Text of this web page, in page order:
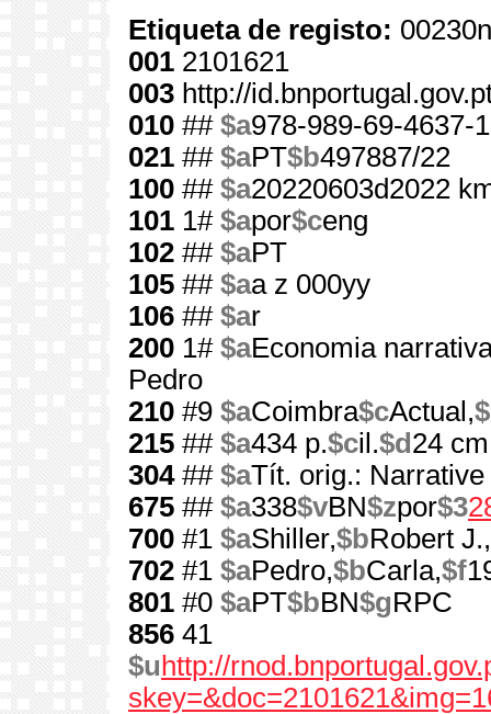
Etiqueta de registo:
001 2101621
003 http://
010 ## $a978-989-69-4637-1
021 ## $aPT$b497887/22
100 ## $a20220603d2022
101 1# $apor$ceng
102 ## $aPT
105 ## $aa z 000yy
106 ## $ar
200 1# $aEconomia
Pedro
210 #9 $aCoimbra$cActual,
215 ## $a434 p.$cil.$d 24 cm
304## $aTít. orig.:
675 ## $a338$vBN$zpor$3
700 #1 $aShiller,$bRobert J.,
702 #1 $aPedro,$bCarla,$f
801 #0 $aPT$bBN$gRPC
856 41
$u http://